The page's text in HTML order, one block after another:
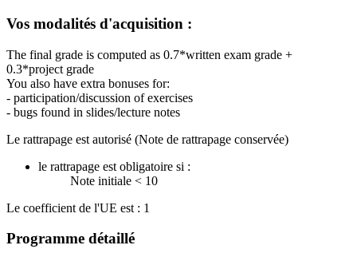
Vos modalités d'acquisition :
The final grade is computed as 0.7*written exam grade +
0.3*project grade
You also have extra bonuses for:
- participation/discussion of exercises
- bugs found in slides/lecture notes
Le rattrapage est autorisé (Note de rattrapage conservée)
le rattrapage est obligatoire si :
Note initiale < 10
Le coefficient de l'UE est : 1
Programme détaillé